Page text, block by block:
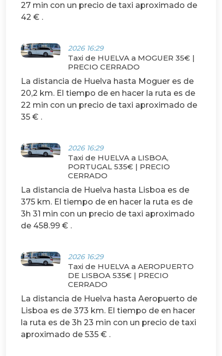
27 min con un precio de taxi aproximado de
42 € .
2026 16:29
Taxi de HUELVA a MOGUER 35€ |
PRECIO CERRADO
La distancia de Huelva hasta Moguer es de
20,2 km. El tiempo de en hacer la ruta es de
22 min con un precio de taxi aproximado de
35 € .
2026 16:29
Taxi de HUELVA a LISBOA,
PORTUGAL 535€ | PRECIO
CERRADO
La distancia de Huelva hasta Lisboa es de
375 km. El tiempo de en hacer la ruta es de
3h 31 min con un precio de taxi aproximado
de 458.99 € .
2026 16:29
Taxi de HUELVA a AEROPUERTO
DE LISBOA 535€ | PRECIO
CERRADO
La distancia de Huelva hasta Aeropuerto de
Lisboa es de 373 km. El tiempo de en hacer
la ruta es de 3h 23 min con un precio de taxi
aproximado de 535 € .